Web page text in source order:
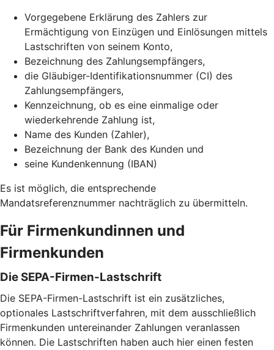
Vorgegebene Erklärung des Zahlers zur
Ermächtigung von Einzügen und Einlösungen mittels
Lastschriften von seinem Konto,
Bezeichnung des Zahlungsempfängers,
die Gläubiger-Identifikationsnummer (CI) des
Zahlungsempfängers,
Kennzeichnung, ob es eine einmalige oder
wiederkehrende Zahlung ist,
Name des Kunden (Zahler),
Bezeichnung der Bank des Kunden und
seine Kundenkennung (IBAN)
Es ist möglich, die entsprechende
Mandatsreferenznummer nachträglich zu übermitteln.
Für Firmenkundinnen und
Firmenkunden
Die SEPA-Firmen-Lastschrift
Die SEPA-Firmen-Lastschrift ist ein zusätzliches,
optionales Lastschriftverfahren, mit dem ausschließlich
Firmenkunden untereinander Zahlungen veranlassen
können. Die Lastschriften haben auch hier einen festen